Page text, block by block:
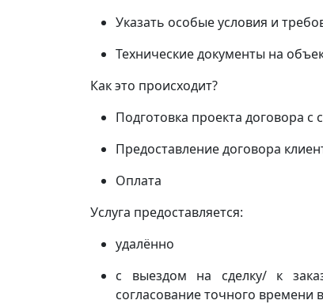
Указать особые условия и
Технические документы на
Как это происходит?
Подготовка проекта договора
Предоставление договора
Оплата
Услуга предоставляется:
удалённо
с выездом на сделку/ к
согласование точного времени